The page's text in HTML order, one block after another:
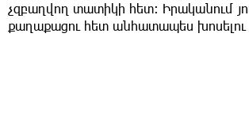
չզբաղվող տատիկի հետ։ Իրականում
քաղաքացու հետ անհատապես խոսելու